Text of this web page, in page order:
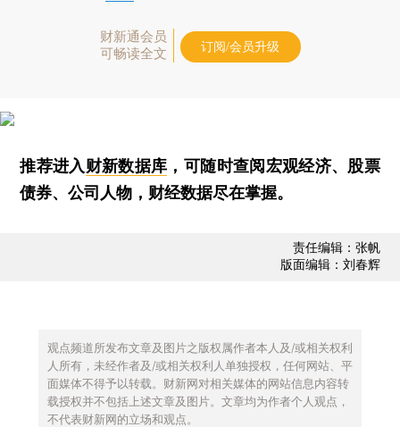
财新通会员
可畅读全文
订阅/会员升级
推荐进入财新数据库 ，可随时查阅宏观经济、股票
债券、公司人物，财经数据尽在掌握。
责任编辑：张帆
版面编辑：刘春辉
观点频道所发布文章及图片之版权属作者本人及/或相关权利
人所有，未经作者及/或相关权利人单独授权，任何网站、平
面媒体不得予以转载。财新网对相关媒体的网站信息内容转
载授权并不包括上述文章及图片。文章均为作者个人观点，
不代表财新网的立场和观点。